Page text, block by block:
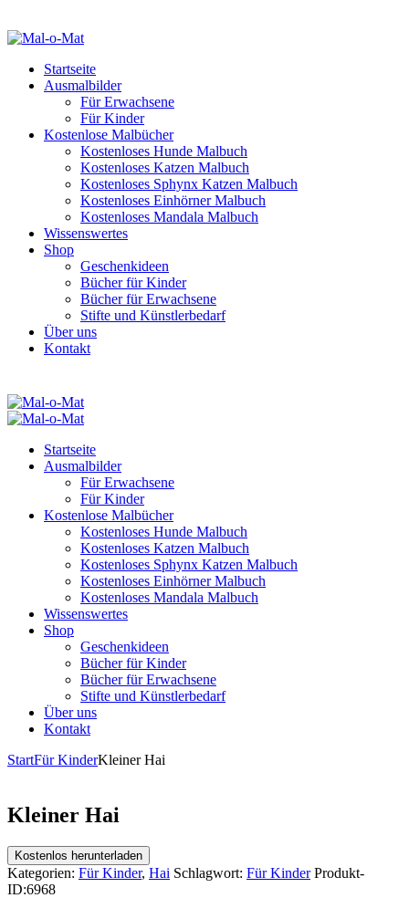
Startseite
Ausmalbilder
Für Erwachsene
Für Kinder
Kostenlose Malbücher
Kostenloses Hunde Malbuch
Kostenloses Katzen Malbuch
Kostenloses Sphynx Katzen Malbuch
Kostenloses Einhörner Malbuch
Kostenloses Mandala Malbuch
Wissenswertes
Shop
Geschenkideen
Bücher für Kinder
Bücher für Erwachsene
Stifte und Künstlerbedarf
Über uns
Kontakt
Startseite
Ausmalbilder
Für Erwachsene
Für Kinder
Kostenlose Malbücher
Kostenloses Hunde Malbuch
Kostenloses Katzen Malbuch
Kostenloses Sphynx Katzen Malbuch
Kostenloses Einhörner Malbuch
Kostenloses Mandala Malbuch
Wissenswertes
Shop
Geschenkideen
Bücher für Kinder
Bücher für Erwachsene
Stifte und Künstlerbedarf
Über uns
Kontakt
StartFür KinderKleiner Hai
Kleiner Hai
Kostenlos herunterladen
Kategorien: Für Kinder, Hai Schlagwort: Für Kinder Produkt-
ID:6968